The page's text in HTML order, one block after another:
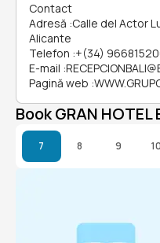
Contact
Adresă :Calle del Actor
Alicante
Telefon :+(34)
E-mail :
Pagină web :
Book GRAN HOTEL
7 8 9 10